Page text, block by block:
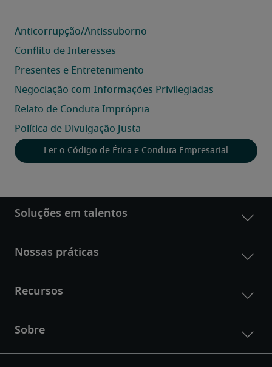
Ler o Código de Ética e Conduta Empresarial